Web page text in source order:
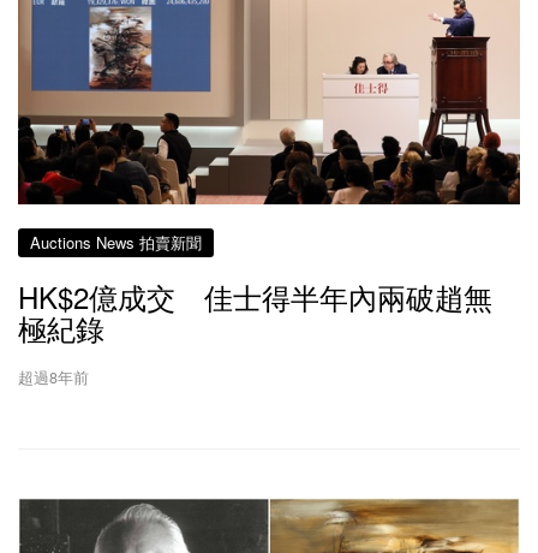
Auctions News 拍賣新聞
HK$2億成交 佳士得半年內兩破趙無
極紀錄
超過8年前